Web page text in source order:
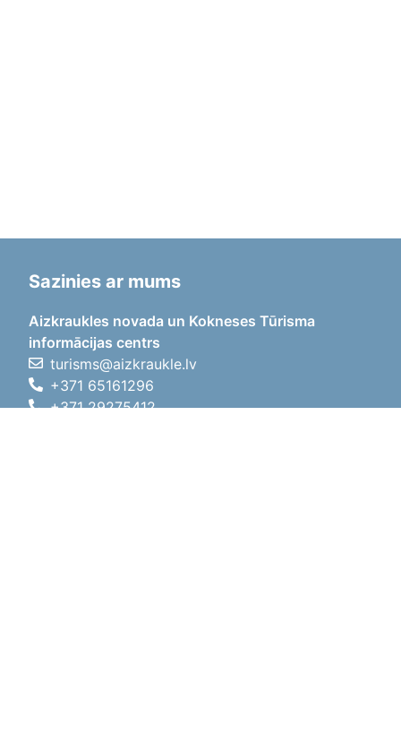
Sazinies ar mums
Aizkraukles novada un Kokneses Tūrisma
informācijas centrs
turisms@aizkraukle.lv
+371 65161296
+371 29275412